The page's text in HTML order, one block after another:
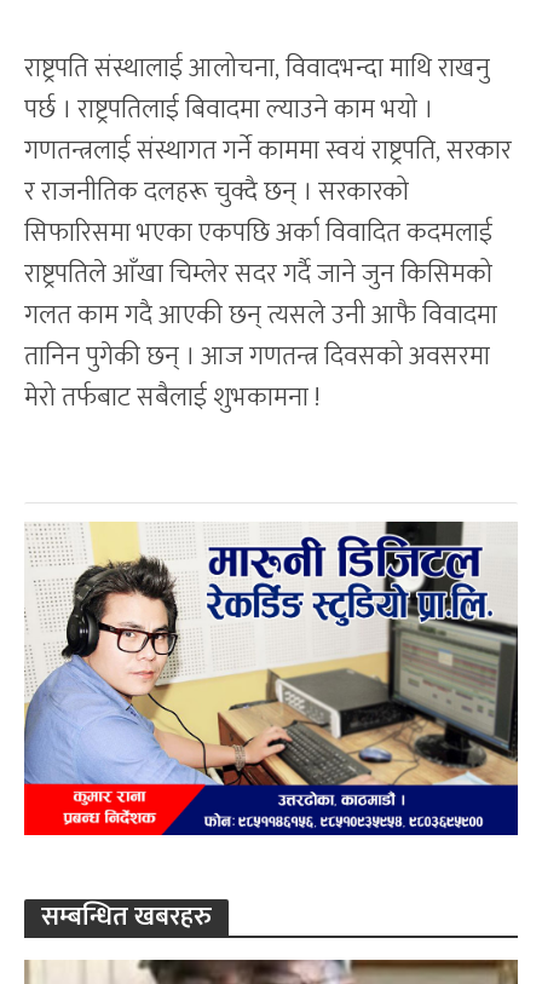
राष्ट्रपति संस्थालाई आलोचना, विवादभन्दा माथि राखनु
पर्छ । राष्ट्रपतिलाई बिवादमा ल्याउने काम भयो ।
गणतन्त्रलाई संस्थागत गर्ने काममा स्वयं राष्ट्रपति, सरकार
र राजनीतिक दलहरू चुक्दै छन् । सरकारको
सिफारिसमा भएका एकपछि अर्का विवादित कदमलाई
राष्ट्रपतिले आँखा चिम्लेर सदर गर्दै जाने जुन किसिमको
गलत काम गदै आएकी छन् त्यसले उनी आफै विवादमा
तानिन पुगेकी छन् । आज गणतन्त्र दिवसको अवसरमा
मेरो तर्फबाट सबैलाई शुभकामना !
सम्बन्धित खबरहरु